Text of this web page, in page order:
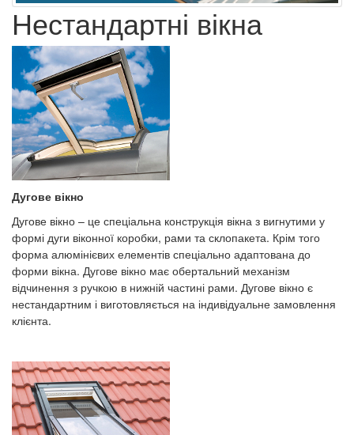
Нестандартні вікна
Дугове вікно
Дугове вікно – це спеціальна конструкція вікна з вигнутими у
формі дуги віконної коробки, рами та склопакета. Крім того
форма алюмінієвих елементів спеціально адаптована до
форми вікна. Дугове вікно має обертальний механізм
відчинення з ручкою в нижній частині рами. Дугове вікно є
нестандартним і виготовляється на індивідуальне замовлення
клієнта.